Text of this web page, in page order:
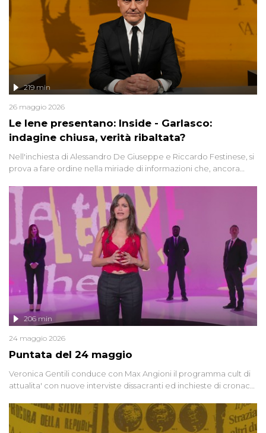
Le Iene presentano: Inside - Garlasco:
indagine chiusa, verità ribaltata?
219 min
26 maggio 2026
Nell'inchiesta di Alessandro De Giuseppe e Riccardo Festinese, si
prova a fare ordine nella miriade di informazioni che, ancora
giudiziarie più discusse degli ultimi anni. Lo speciale ricostruisce la
vicenda mettendo in fila testimonianze, errori, dettagli
controversi e i protagonisti di un'indagine che sembra non avere
fine.
Puntata del 24 maggio
206 min
24 maggio 2026
Veronica Gentili conduce con Max Angioni il programma cult di
attualita' con nuove interviste dissacranti ed inchieste di cronaca